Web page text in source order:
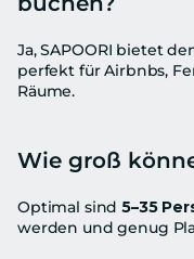
Ja, SAPOORI bietet
perfekt für Airbnbs,
Räume.
Wie groß
Optimal sind 5–35
werden und genug